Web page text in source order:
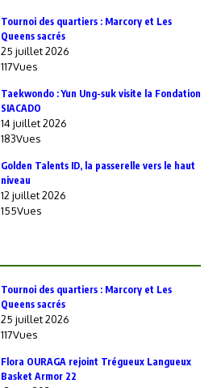
‎Tournoi des quartiers : Marcory et Les
Queens sacrés
25 juillet 2026
117Vues
Taekwondo : Yun Ung-suk visite la Fondation
SIACADO
14 juillet 2026
183Vues
Golden Talents ID, la passerelle vers le haut
niveau
12 juillet 2026
155Vues
‎Tournoi des quartiers : Marcory et Les
Queens sacrés
25 juillet 2026
117Vues
Flora OURAGA rejoint Trégueux Langueux
Basket Armor 22